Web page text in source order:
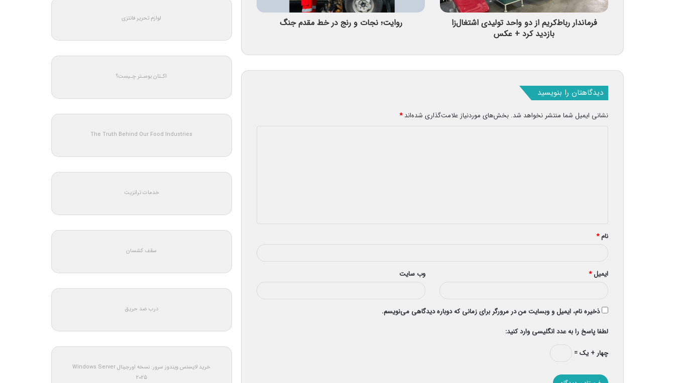
فرماندار رباط‌کریم از دو واحد تولیدی اشتغال‌زا
بازدید کرد + عکس
روایت؛ نجات و رنج در خط مقدم جنگ
دیدگاهتان را بنویسید
نشانی ایمیل شما منتشر نخواهد شد. بخش‌های موردنیاز علامت‌گذاری شده‌اند*
*
نام*
ایمیل* وب‌ سایت
ذخیره نام، ایمیل و وبسایت من در مرورگر برای زمانی که دوباره دیدگاهی می‌نویسم.
لطفا پاسخ را به عدد انگلیسی وارد کنید:
چهار + یک =
لوازم تحریر فانتزی
اکـتان بوسـتر چـیست؟
The Truth Behind Our Food Industries
خدمات ترانزیت
سقف کشسان
درب ضد حریق
خرید لایسنس ویندوز سرور: نسخه اورجینال Windows Server
2025